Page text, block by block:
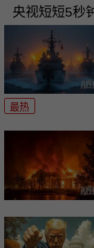
央视短短5秒
最热